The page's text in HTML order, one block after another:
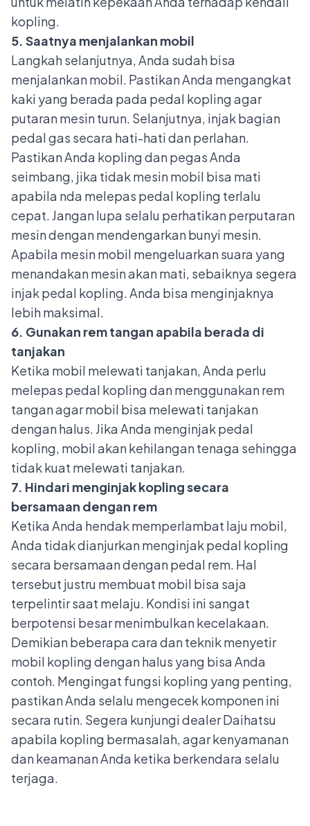
kopling.
5. Saatnya menjalankan mobil
Langkah selanjutnya, Anda sudah bisa
menjalankan mobil. Pastikan Anda mengangkat
kaki yang berada pada pedal kopling agar
putaran mesin turun. Selanjutnya, injak bagian
pedal gas secara hati-hati dan perlahan.
Pastikan Anda kopling dan pegas Anda
seimbang, jika tidakmesin mobil bisa mati
apabila nda melepas pedal kopling terlalu
cepat. Jangan lupa selalu perhatikan perputaran
mesin dengan mendengarkan bunyi mesin.
Apabila mesin mobil mengeluarkan suara yang
menandakan mesin akan mati, sebaiknya segera
injak pedal kopling. Anda bisa menginjaknya
lebih maksimal.
6. Gunakan rem tangan apabila berada di
tanjakan
Ketika mobil melewati tanjakan, Anda perlu
melepas pedal kopling dan menggunakan rem
tangan agar mobil bisa melewati tanjakan
dengan halus. Jika Anda menginjak pedal
kopling, mobil akan kehilangan tenaga sehingga
tidak kuat melewati tanjakan.
7. Hindari menginjak kopling secara
bersamaan dengan rem
Ketika Anda hendak memperlambat laju mobil,
Anda tidak dianjurkan menginjak pedal kopling
secara bersamaan dengan pedal rem. Hal
tersebut justru membuat mobil bisa saja
terpelintir saat melaju. Kondisi ini sangat
berpotensi besar menimbulkan kecelakaan.
Demikian beberapa cara dan teknik menyetir
mobil kopling dengan halus yang bisa Anda
contoh. Mengingat fungsi kopling yang penting,
pastikan Anda selalu mengecek komponen ini
secara rutin. Segera kunjungidealer Daihatsu
apabila kopling bermasalah, agar kenyamanan
dan keamanan Anda ketika berkendara selalu
terjaga.